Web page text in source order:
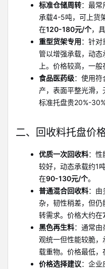
标准仓储周转：最
承载4-5吨，可上货
在120-180元/个，
重型货架专用：针对
管以增强承载，动态
上。价格较高，一般
食品医药级：使用符
产，表面平整光滑
标准托盘贵20%-30%
二、回收料托盘价
优质一次回收料：性
较好，动态承载约1
在90-130元/个。
普通混合回收料：由
杂，韧性稍差，但
转需求。价格大约在
黑色再生料：通常
观统一但性能较脆
载重物。价格最低，
价格选择建议：企业